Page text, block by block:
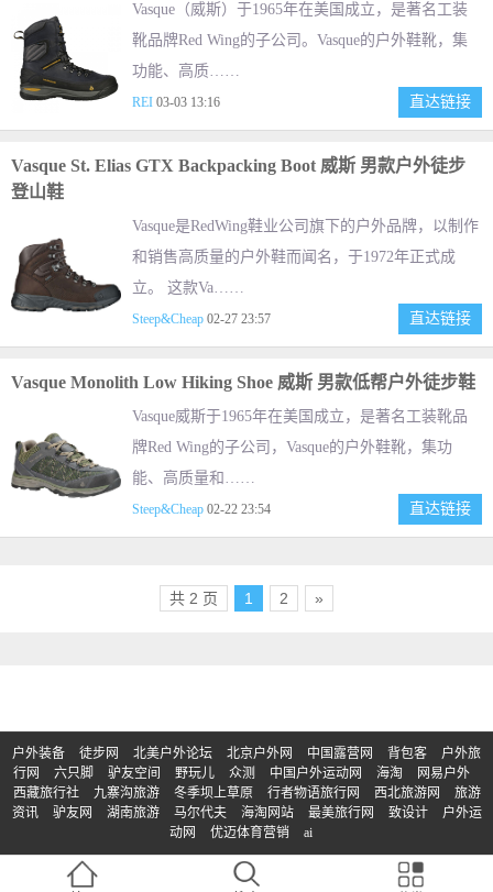
Vasque（威斯）于1965年在美国成立，是著名工装
靴品牌Red Wing的子公司。Vasque的户外鞋靴，集
功能、高质……
REI 03-03 13:16 直达链接
Vasque St. Elias GTX Backpacking Boot 威斯 男款户外徒步
登山鞋
Vasque是RedWing鞋业公司旗下的户外品牌，以制作
和销售高质量的户外鞋而闻名，于1972年正式成
立。 这款Va……
Steep&Cheap 02-27 23:57 直达链接
Vasque Monolith Low Hiking Shoe 威斯 男款低帮户外徒步鞋
Vasque威斯于1965年在美国成立，是著名工装靴品
牌Red Wing的子公司，Vasque的户外鞋靴，集功
能、高质量和……
Steep&Cheap 02-22 23:54 直达链接
共 2 页 1 2 »
户外装备 徒步网 北美户外论坛 北京户外网 中国露营网 背包客
户外旅
行网
六只脚 驴友空间 野玩儿 众测 中国户外运动网 海淘
网易户外
西藏旅行社
九寨沟旅游 冬季坝上草原 行者物语旅行网 西北旅游网
旅游
资讯
驴友网 湖南旅游 马尔代夫 海淘网站 最美旅行网 致设计
户外运
动网
优迈体育营销 ai
© Copyright 2017-2023 | 版权所有：买户外